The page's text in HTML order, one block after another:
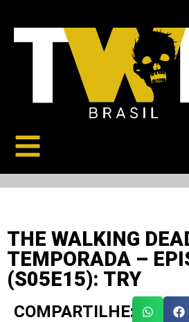
THE WALKING
TEMPORADA –
(S05E15): TRY
COMPARTILHE: